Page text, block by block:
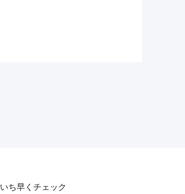
いち早くチェック